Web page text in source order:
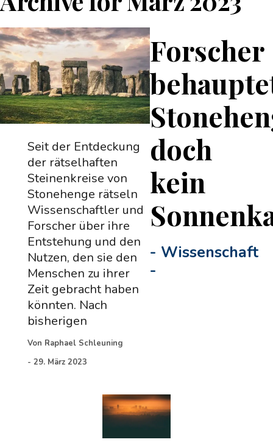
Forscher
doch
kein
- Wissenschaft
-
Seit der Entdeckung
der rätselhaften
Steinenkreise von
Stonehenge rätseln
Wissenschaftler und
Forscher über ihre
Entstehung und den
Nutzen, den sie den
Menschen zu ihrer
Zeit gebracht haben
könnten. Nach
bisherigen
Von Raphael Schleuning
- 29. März 2023